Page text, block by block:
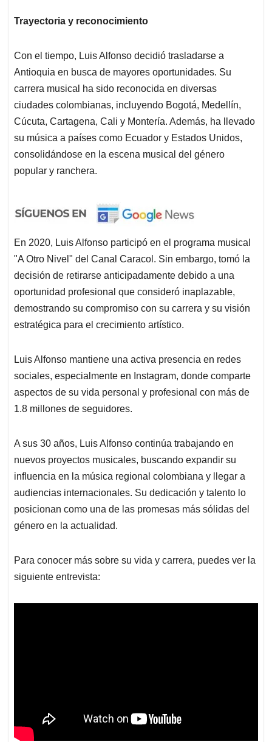
Trayectoria y reconocimiento
Con el tiempo, Luis Alfonso decidió trasladarse a
Antioquia en busca de mayores oportunidades. Su
carrera musical ha sido reconocida en diversas
ciudades colombianas, incluyendo Bogotá, Medellín,
Cúcuta, Cartagena, Cali y Montería. Además, ha llevado
su música a países como Ecuador y Estados Unidos,
consolidándose en la escena musical del género
popular y ranchera.
En 2020, Luis Alfonso participó en el programa musical
"A Otro Nivel" del Canal Caracol. Sin embargo, tomó la
decisión de retirarse anticipadamente debido a una
oportunidad profesional que consideró inaplazable,
demostrando su compromiso con su carrera y su visión
estratégica para el crecimiento artístico.
Luis Alfonso mantiene una activa presencia en redes
sociales, especialmente en Instagram, donde comparte
aspectos de su vida personal y profesional con más de
1.8 millones de seguidores.
A sus 30 años, Luis Alfonso continúa trabajando en
nuevos proyectos musicales, buscando expandir su
influencia en la música regional colombiana y llegar a
audiencias internacionales. Su dedicación y talento lo
posicionan como una de las promesas más sólidas del
género en la actualidad.
Para conocer más sobre su vida y carrera, puedes ver la
siguiente entrevista: